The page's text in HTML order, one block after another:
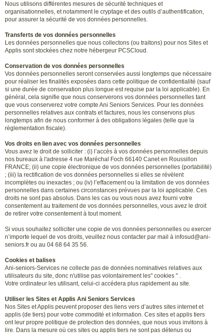
Nous utilisons différentes mesures de sécurité techniques et
organisationnelles, et notamment le cryptage et des outils d’authentification,
pour assurer la sécurité de vos données personnelles.
Transferts de vos données personnelles
Les données personnelles que nous collectons (ou traitons) pour nos Sites et
Applis sont stockées chez notre hébergeur PCSCloud.
Conservation de vos données personnelles
Vos données personnelles seront conservées aussi longtemps que nécessaire
pour réaliser les finalités exposées dans cette politique de confidentialité (sauf
si une durée de conservation plus longue est requise par la loi applicable). En
général, cela signifie que nous conserverons vos données personnelles tant
que vous conserverez votre compte Ani Seniors Services. Pour les données
personnelles relatives aux contrats et factures, nous les conservons plus
longtemps afin de nous conformer à des obligations légales (telle que la
règlementation fiscale).
Vos droits en lien avec vos données personnelles
Vous avez le droit de solliciter : (i) l’accès à vos données personnelles depuis
nos bureaux à l'adresse 4 rue Maréchal Foch 66140 Canet en Roussillon
FRANCE; (ii) une copie électronique de vos données personnelles (portabilité)
; (iii) la rectification de vos données personnelles si elles se révèlent
incomplètes ou inexactes ; ou (iv) l’effacement ou la limitation de vos données
personnelles dans certaines circonstances prévues par la loi applicable. Ces
droits ne sont pas absolus. Dans les cas ou vous nous avez fourni votre
consentement au traitement de vos données personnelles, vous avez le droit
de retirer votre consentement à tout moment.
Si vous souhaitez solliciter une copie de vos données personnelles ou exercer
n’importe lequel de vos droits, veuillez nous contacter par mail à infosud@ani-
seniors.fr ou au 04 68 64 35 56.
Cookies et balises
Ani-seniors-Services ne collecte pas de données nominatives relatives aux
utilisateurs du site, donc n'utilise pas volontairement les" cookies " .
Votre ordinateur les utilisant, celui-ci accédera plus rapidement au site.
Utiliser les Sites et Applis Ani Seniors Services
Nos Sites et Applis peuvent proposer des liens vers d’autres sites internet et
applis (de tiers) pour votre commodité et information. Ces sites et applis tiers
ont leur propre politique de protection des données, que nous vous invitons à
lire. Dans la mesure où ces sites ou applis tiers ne sont pas détenus ou